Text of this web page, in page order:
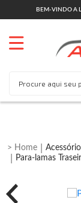
BEM-VINDO A
Para-lamas